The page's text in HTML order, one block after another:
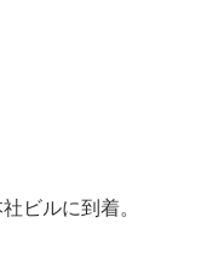
ビルに到着。